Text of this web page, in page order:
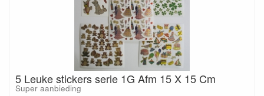
5 Leuke stickers serie 1G Afm 15 X 15 Cm
Super aanbieding